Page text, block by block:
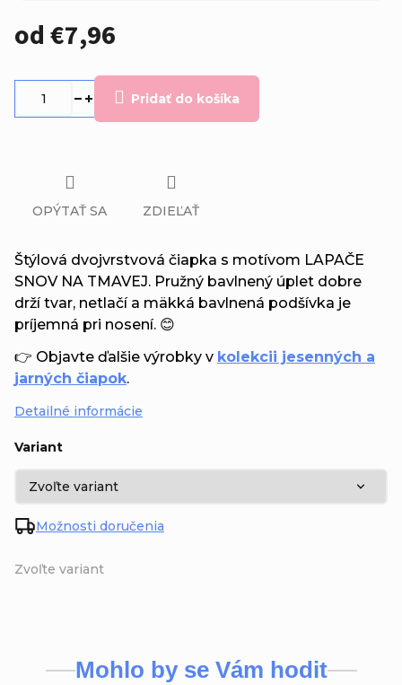
od€7,96
Zvoľte variant
Variant
Možnosti doručenia
Pridať do košíka
Štýlová dvojvrstvová čiapka s motívom LAPAČE
SNOV NA TMAVEJ. Pružný bavlnený úplet dobre
drží tvar, netlačí a mäkká bavlnená podšívka je
príjemná pri nosení. 😊
👉 Objavte ďalšie výrobky v kolekcii jesenných a
jarných čiapok.
Detailné informácie
OPÝTAŤ SA ZDIEĽAŤ
Mohlo by se Vám hodit